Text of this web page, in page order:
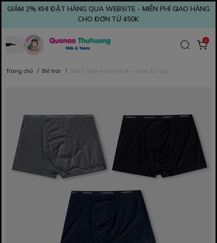
GIẢM 2% KHI ĐẶT HÀNG QUA WEBSITE - MIỄN PHÍ GIAO HÀNG
CHO ĐƠN TỪ 450K
0
Trang chủ / Bé trai / Set 3 chip Aircool trơn - size 10-11y